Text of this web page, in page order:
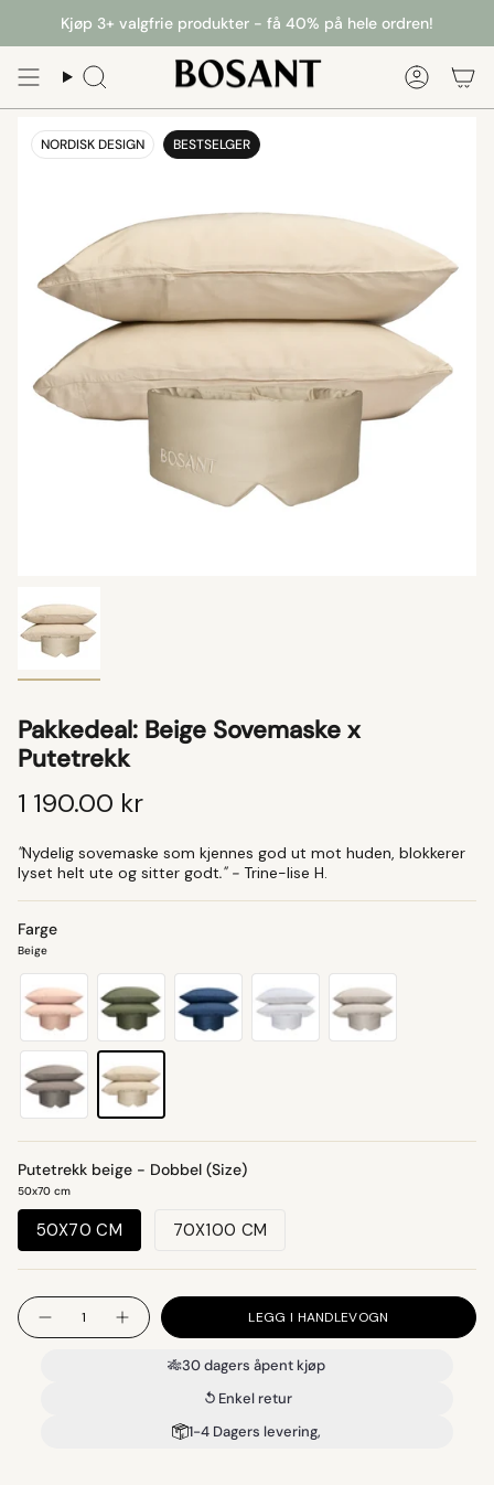
Kjøp 3+ valgfrie produkter - få 40% på hele ordren!
NORDISK DESIGN BESTSELGER
Pakkedeal: Beige Sovemaske x
Putetrekk
1 190.00 kr
"Nydelig sovemaske som kjennes god ut mot huden, blokkerer
lyset helt ute og sitter godt." - Trine-lise H.
Farge
Beige
myk-
rosa
skogsgronn
beige
Putetrekk beige - Dobbel (Size)
50x70 cm
50X70 CM 70X100 CM
Antall
LEGG I HANDLEVOGN
🎋30 dagers åpent kjøp
Enkel retur
1-4 Dagers levering,